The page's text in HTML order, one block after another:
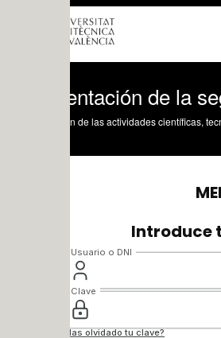
de la segunda
de las actividades científicas, tecnológicas y